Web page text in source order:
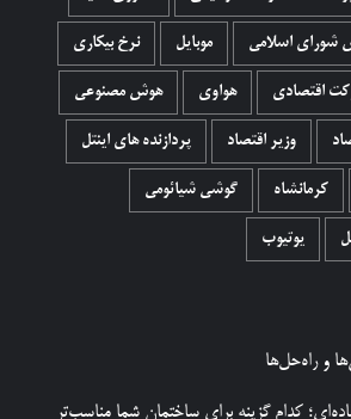
شورای اسلامی موبایل نرخ بیکاری
اقتصادی هواوی هوش مصنوعی
وزیر اقتصاد پردازنده های اینتل
کرمانشاه گوشی شیائومی
یوتیوب
و راه‌حل‌ها
کدام گزینه برای ساختمان شما مناسب‌تر